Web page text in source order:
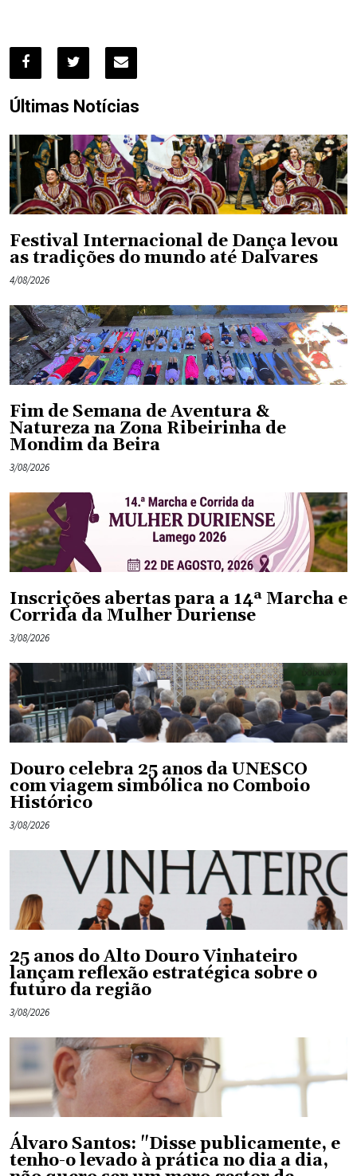
Últimas Notícias
Festival Internacional de Dança levou
as tradições do mundo até Dalvares
4/08/2026
Fim de Semana de Aventura &
Natureza na Zona Ribeirinha de
Mondim da Beira
3/08/2026
Inscrições abertas para a 14ª Marcha e
Corrida da Mulher Duriense
3/08/2026
Douro celebra 25 anos da UNESCO
com viagem simbólica no Comboio
Histórico
3/08/2026
25 anos do Alto Douro Vinhateiro
lançam reflexão estratégica sobre o
futuro da região
3/08/2026
Álvaro Santos: "Disse publicamente, e
tenho-o levado à prática no dia a dia,